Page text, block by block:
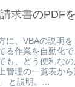
求書のPDF
に、VBAの説明を
る作業を自動化で
も、どう便利な
管理の一覧表か
と説明。...